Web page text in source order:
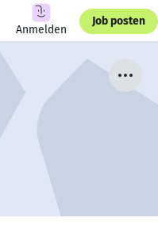
Anmelden
Job posten